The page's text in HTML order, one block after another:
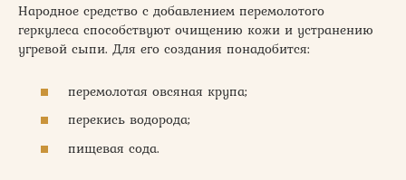
Народное средство с добавлением перемолотого
геркулеса способствуют очищению кожи и устранению
угревой сыпи. Для его создания понадобится:
перемолотая овсяная крупа;
перекись водорода;
пищевая сода.